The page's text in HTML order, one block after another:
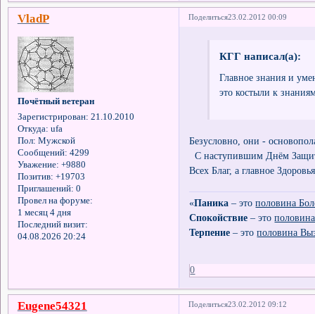
Поделиться23.02.2012 00:09
VladP
Почётный ветеран
Зарегистрирован: 21.10.2010
Откуда: ufa
Пол: Мужской
Сообщений: 4299
Уважение: +9880
Позитив: +19703
Приглашений: 0
Провел на форуме:
1 месяц 4 дня
Последний визит:
04.08.2026 20:24
КГГ написал(а):
Главное знания и
это костыли к
Безусловно, они -
С наступившим Днём
Всех Благ, а главное
«Паника – этополовина
Спокойствие – это
Терпение – этополовина
0
Поделиться23.02.2012 09:12
Eugene54321